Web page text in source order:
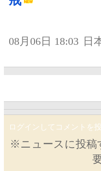
08月06日 18:03 日
ログインしてコメントを
※ニュースに投稿